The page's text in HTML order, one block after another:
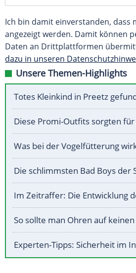
Ich bin damit einverstanden, dass
angezeigt werden. Damit können
Daten an Drittplattformen
dazu in unseren
Unsere Themen-Highlights
Totes Kleinkind in Preetz
Diese Promi-Outfits sorgten
Was bei der Vogelfütterung
Die schlimmsten Bad Boys der
Im Zeitraffer: Die Entwicklung
So sollte man Ohren auf
Experten-Tipps: Sicherheit im